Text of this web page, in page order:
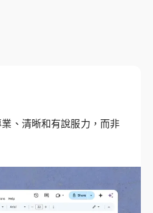
、清晰和有說服力，而非